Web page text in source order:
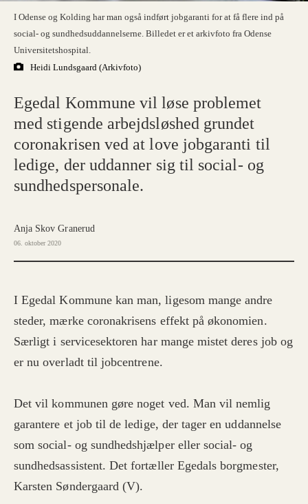
I Odense og Kolding har man også indført jobgaranti for at få flere ind på
social- og sundhedsuddannelserne. Billedet er et arkivfoto fra Odense
Universitetshospital.
Heidi Lundsgaard (Arkivfoto)
Egedal Kommune vil løse problemet
med stigende arbejdsløshed grundet
coronakrisen ved at love jobgaranti til
ledige, der uddanner sig til social- og
sundhedspersonale.
Anja Skov Granerud
06. oktober 2020
I Egedal Kommune kan man, ligesom mange andre
steder, mærke coronakrisens effekt på økonomien.
Særligt i servicesektoren har mange mistet deres job og
er nu overladt til jobcentrene.
Det vil kommunen gøre noget ved. Man vil nemlig
garantere et job til de ledige, der tager en uddannelse
som social- og sundhedshjælper eller social- og
sundhedsassistent. Det fortæller Egedals borgmester,
Karsten Søndergaard (V).